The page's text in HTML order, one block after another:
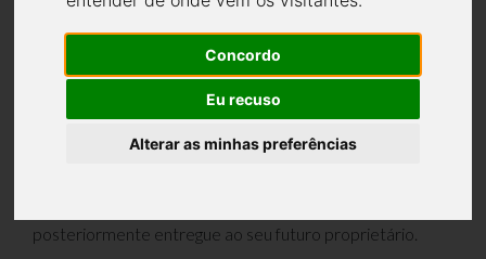
Concordo
Eu recuso
Alterar as minhas preferências
Sun Concept CAT 12.0
Lounge está na sua fase
final de produção.
posteriormente entregue ao seu futuro proprietário.